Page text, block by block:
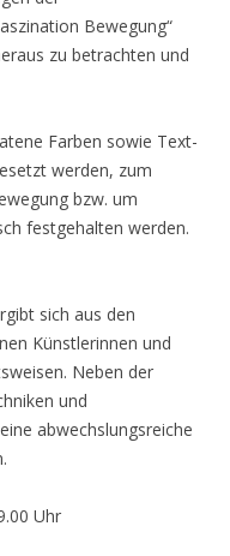
Bewegung“
zu betrachten und
Farben sowie Text-
werden, zum
bzw. um
festgehalten werden.
sich aus den
Künstlerinnen und
Neben der
und
abwechslungsreiche
Uhr